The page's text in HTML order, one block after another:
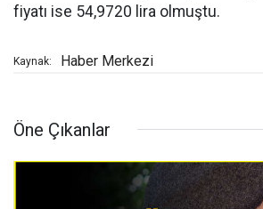
fiyatı ise 54,9720 lira olmuştu.
Kaynak: Haber Merkezi
Öne Çıkanlar